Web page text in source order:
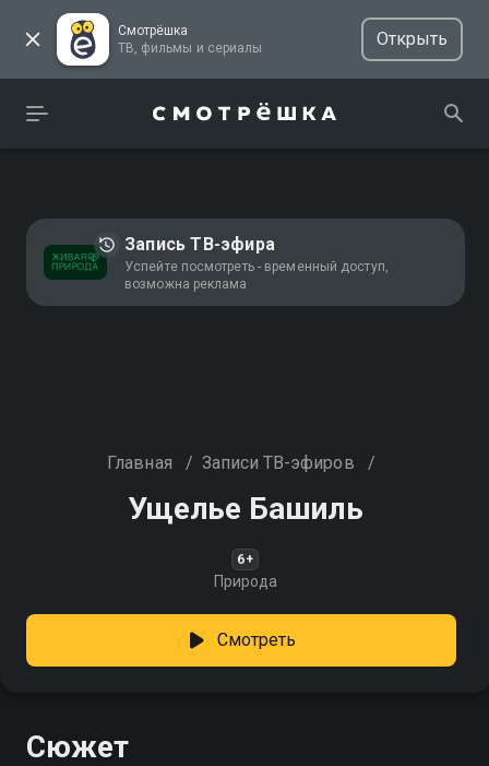
Смотрёшка
ТВ, фильмы и сериалы
Открыть
Запись ТВ-эфира
Успейте посмотреть - временный доступ,
возможна реклама
Главная / Записи ТВ-эфиров /
Ущелье Башиль
6+
Природа
Смотреть
Сюжет